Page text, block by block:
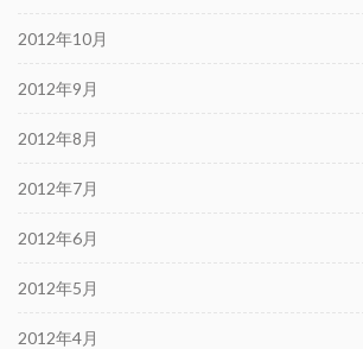
2012年10月
2012年9月
2012年8月
2012年7月
2012年6月
2012年5月
2012年4月